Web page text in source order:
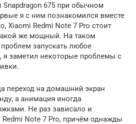
675 при обычном
я с ним познакомился вместе
Xiaomi Redmi Note 7 Pro стоит
же мощный. На таком
запускать любое
я заметил некоторые проблемы с
переход на домашний экран
а анимация иногда
Не раз зависало и
Note 7 Pro, причём однажды